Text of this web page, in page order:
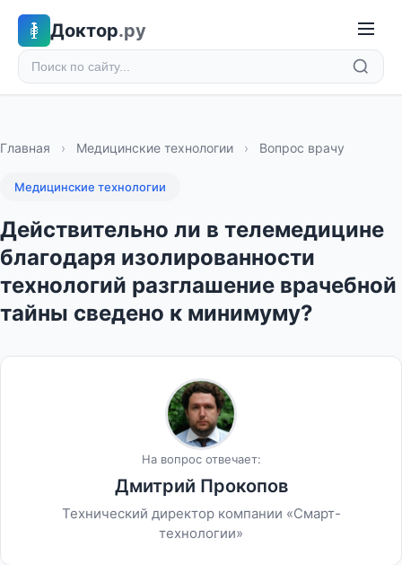
Доктор.ру
Главная › Медицинские технологии › Вопрос врачу
Медицинские технологии
Действительно ли в телемедицине
благодаря изолированности
технологий разглашение врачебной
тайны сведено к минимуму?
На вопрос отвечает:
Дмитрий Прокопов
Технический директор компании «Смарт-
технологии»